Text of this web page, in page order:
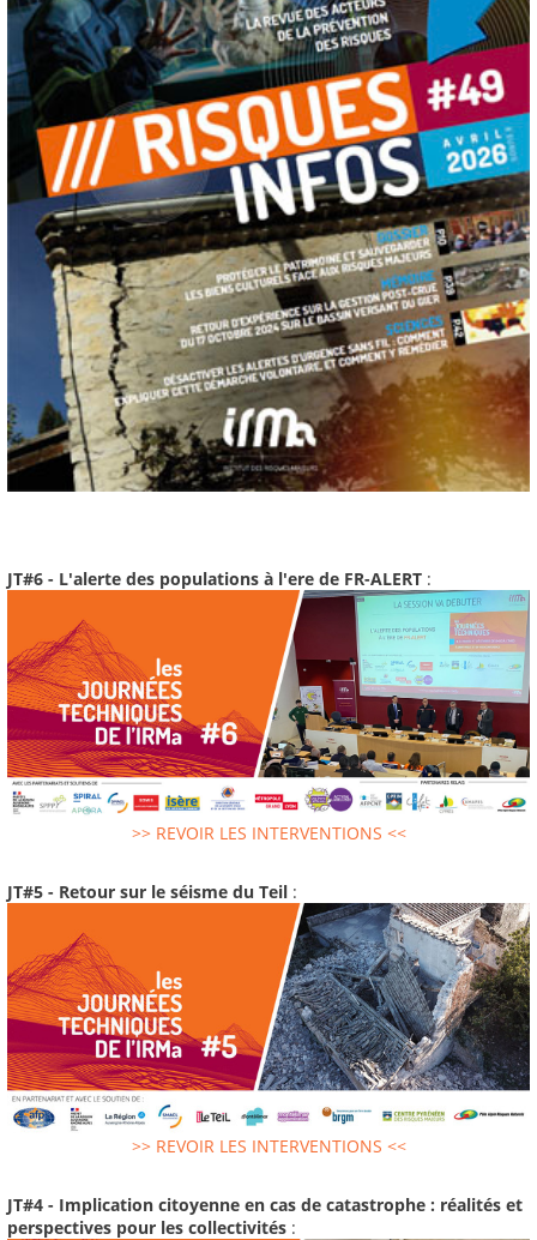
JT#6 - L'alerte des populations à l'ere de FR-ALERT :
>> REVOIR LES INTERVENTIONS <<
JT#5 - Retour sur le séisme du Teil :
>> REVOIR LES INTERVENTIONS <<
JT#4 - Implication citoyenne en cas de catastrophe : réalités et
perspectives pour les collectivités :